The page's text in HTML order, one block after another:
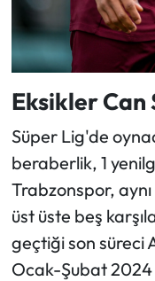
Eksikler Can
Süper Lig'de
beraberlik, 1
Trabzonspor,
üst üste beş
geçtiği son süreci
Ocak-Şubat 2024